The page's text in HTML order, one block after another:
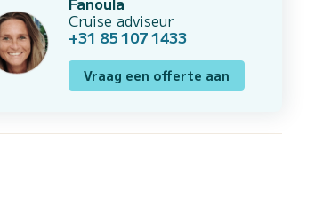
Cruise adviseur
+31 85 107 1433
Vraag een offerte aan